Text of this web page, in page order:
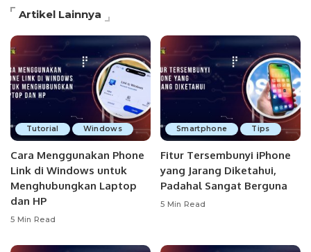
Artikel Lainnya
Tutorial Windows
Cara Menggunakan Phone
Link di Windows untuk
Menghubungkan Laptop
dan HP
5 Min Read
Smartphone Tips
Fitur Tersembunyi iPhone
yang Jarang Diketahui,
Padahal Sangat Berguna
5 Min Read